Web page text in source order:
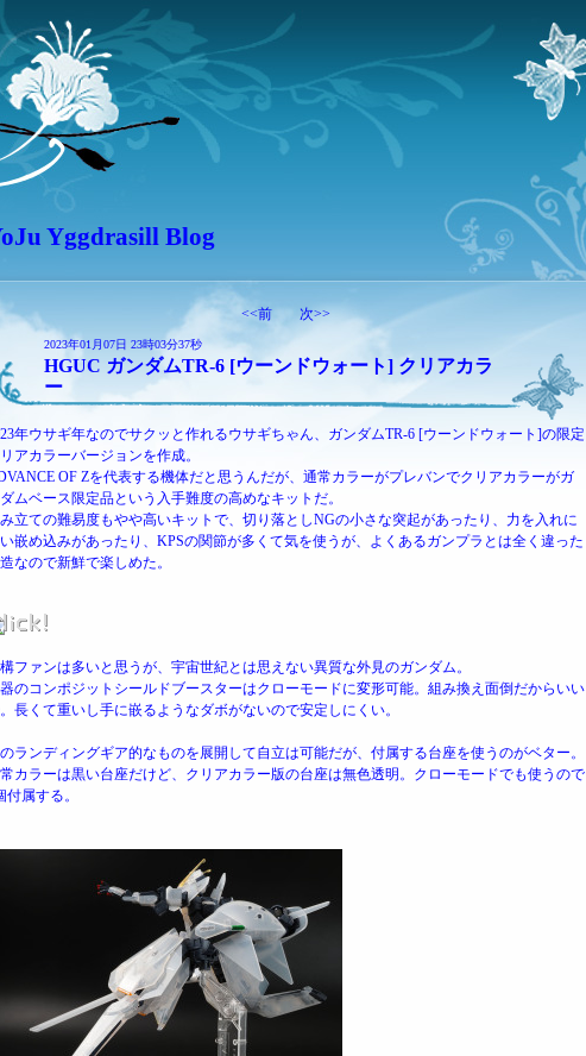
Yggdrasill Blog
<<前 次>>
HGUC ガンダムTR-6 [ウーンドウォート] クリアカラ
ー
2023年01月07日 23時03分37秒
年ウサギ年なのでサクッと作れるウサギちゃん、ガンダムTR-6 [ウーンドウォート]の限定
アカラーバージョンを作成。
OF Zを代表する機体だと思うんだが、 通常カラーがプレバンでクリアカラーがガ
ムベース限定品という入手難度の高めなキットだ。
立ての難易度もやや高いキットで、切り落としNGの小さな突起があったり、力を入れに
い嵌め込みがあったり、KPSの関節が多くて気を使うが、よくあるガンプラとは全く違った
なので新鮮で楽しめた。
ファンは多いと思うが、 宇宙世紀とは思えない異質な外見のガンダム。
のコンポジットシールドブースターはクローモードに変形可能。組み換え面倒だからいい
長くて重いし手に嵌るようなダボがないので安定しにくい。
ランディングギア的なものを展開して自立は可能だが、付属する台座を使うのがベター。
カラーは黒い台座だけど、クリアカラー版の台座は無色透明。クローモードでも使うので
付属する。